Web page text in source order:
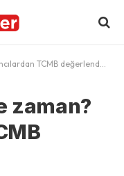
TCMB değerlendirmesi
zaman?